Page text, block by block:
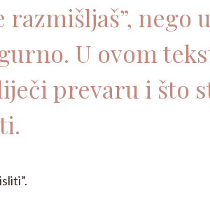
razmišljaš”, nego
U ovom
prevaru i što